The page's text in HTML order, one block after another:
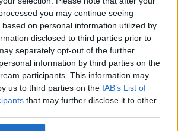
you may continue seeing
on personal information utilized by
disclosed to third parties prior to
separately opt-out of the further
information by third parties on the
participants. This information may
us to third parties on the IAB’s List of
that may further disclose it to other
etapei a 3-a din Superliga.
antrenorul rundei